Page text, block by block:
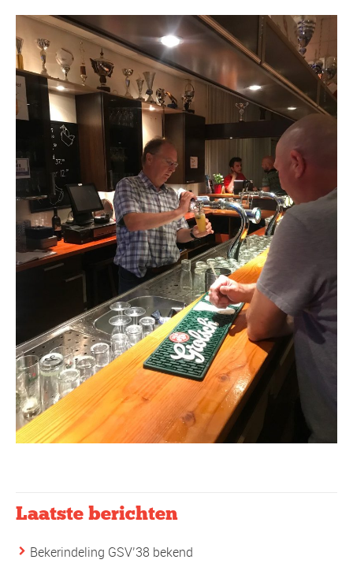
Laatste berichten
Bekerindeling GSV’38 bekend